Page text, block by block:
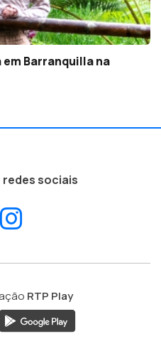
Barranquilla na
sociais
Facebook
RTP Play